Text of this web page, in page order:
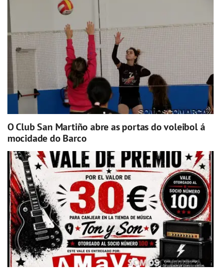
O Club San Martiño abre as portas do voleibol á
mocidade do Barco